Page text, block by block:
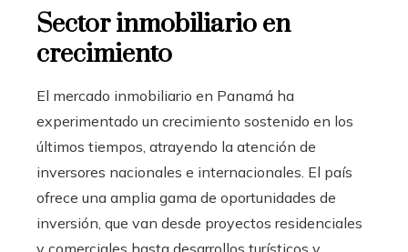
Sector inmobiliario en
crecimiento
El mercado inmobiliario en Panamá ha
experimentado un crecimiento sostenido en los
últimos tiempos, atrayendo la atención de
inversores nacionales e internacionales. El país
ofrece una amplia gama de oportunidades de
inversión, que van desde proyectos residenciales
y comerciales hasta desarrollos turísticos y